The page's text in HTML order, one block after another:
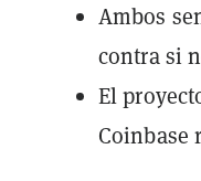
Ambos
contra si
El
Coinbase